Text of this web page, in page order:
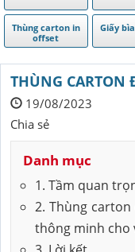
Thùng carton in
offset
Giấy
THÙNG CARTON
19/08/2023
Chia sẻ
Danh mục
1. Tầm quan
2. Thùng
thông minh cho